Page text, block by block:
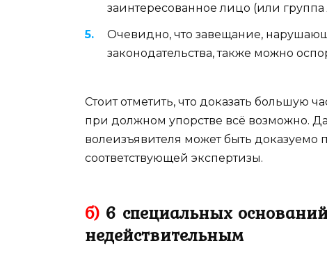
заинтересованное лицо (или
Очевидно, что завещание,
законодательства, также можно
Стоит отметить, что доказать большую
при должном упорстве всё возможно.
волеизъявителя может быть доказуемо
соответствующей экспертизы.
б) 6 специальных
недействительным